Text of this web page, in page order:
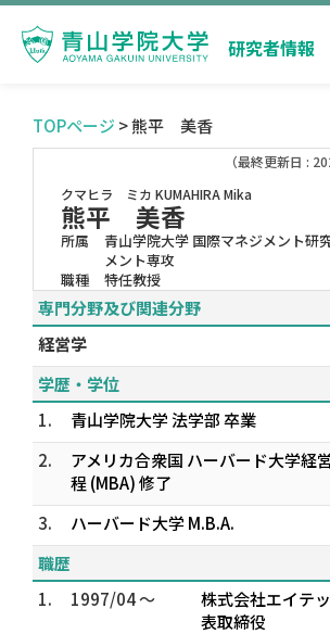
研究者情報
TOPページ > 熊平 美香
（最終更新日 :
クマヒラ ミカ KUMAHIRA Mika
熊平 美香
所属
青山学院大学 国際マネジメント研
メント専攻
職種
特任教授
専門分野及び関連分野
経営学
学歴・学位
1.
青山学院大学 法学部 卒業
2.
アメリカ合衆国 ハーバード大学経
程 (MBA) 修了
3.
ハーバード大学 M.B.A.
職歴
1.
1997/04 ～
株式会社エイテ
表取締役